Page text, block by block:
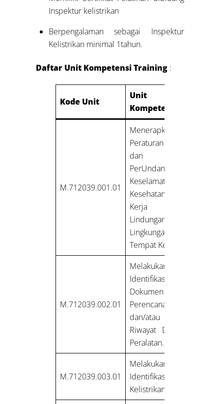
Inspektur kelistrikan
Berpengalaman sebagai Inspektur
Kelistrikan minimal 1tahun.
Daftar Unit Kompetensi Training :
Kode Unit
Unit
Kompetensi
M.712039.001.01
Menerapkan
Peraturan
dan
PerUndangan
Keselamatan,
Kesehatan
Kerja dan
Lindungan
Lingkungan di
Tempat Kerja.
M.712039.002.01
Melakukan
Identifikasi
Dokumen
Perencanaan
dan/atau
Riwayat Data
Peralatan.
M.712039.003.01
Melakukan
Identifikasi
Kelistrikan.